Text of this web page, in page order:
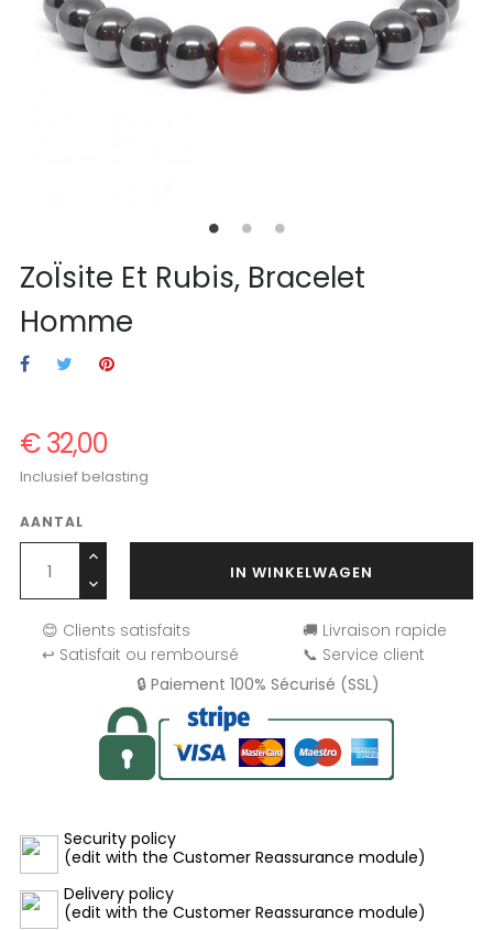
ZoÏsite Et Rubis, Bracelet
Homme
€ 32,00
Inclusief belasting
AANTAL
IN WINKELWAGEN
😊 Clients satisfaits
🚚 Livraison rapide
↩️ Satisfait ou remboursé
📞 Service client
🔒 Paiement 100% Sécurisé (SSL)
Security policy
(edit with the Customer Reassurance module)
Delivery policy
(edit with the Customer Reassurance module)